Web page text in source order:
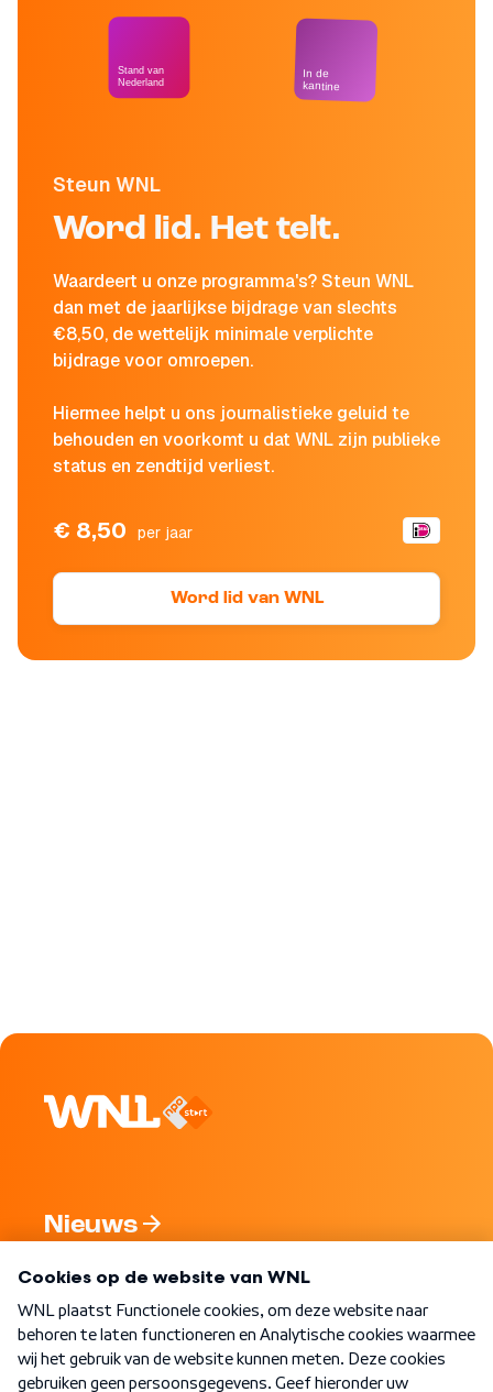
Steun WNL
Word lid. Het telt.
Waardeert u onze programma's? Steun WNL
dan met de jaarlijkse bijdrage van slechts
€8,50, de wettelijk minimale verplichte
bijdrage voor omroepen.
Hiermee helpt u ons journalistieke geluid te
behouden en voorkomt u dat WNL zijn publieke
status en zendtijd verliest.
€ 8,50 per jaar
Word lid van WNL
Stand van
Nederland
In de
kantine
Nieuws
Nieuwsbrief
Word Lid